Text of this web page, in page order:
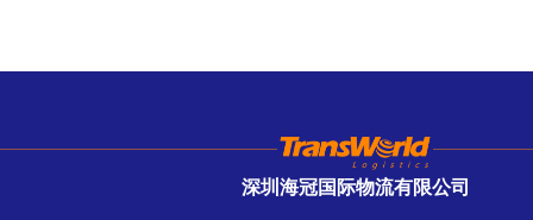
深圳海冠国际物流有限公司